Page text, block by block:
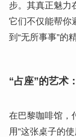
步。其真正魅力
它们不仅能帮你
到“无所事事”的
“占座”的艺术
在巴黎咖啡馆，
用”这张桌子的